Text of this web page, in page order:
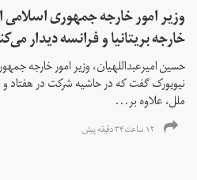
وزیر امور خارجه جمهوری اسلامی
خارجه بریتانیا و فرانسه دیدار
حسین امیرعبداللهیان، وزیر امور خارجه
نیویورک گفت که در حاشیه شرکت در
ملل، علاوه بر...
۱۲ ساعت ۳۴ دقیقه پیش